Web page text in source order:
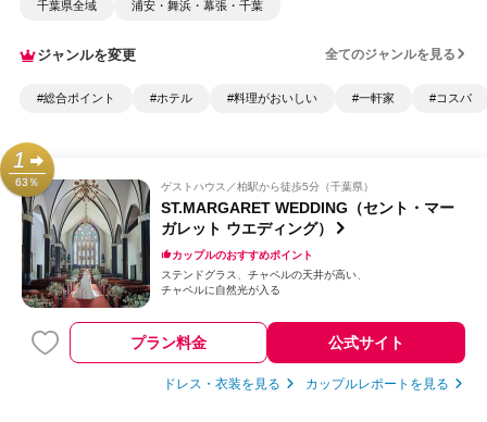
千葉県全域 浦安・舞浜・幕張・千葉
ジャンルを変更 全てのジャンルを見る
#総合ポイント #ホテル #料理がおいしい #一軒家 #コスパ
1
63％ ゲストハウス 柏駅から徒歩5分（千葉県）
ST.MARGARET WEDDING（セント・マー
ガレット ウエディング）
カップルのおすすめポイント
ステンドグラス
チャペルの天井が高い
チャペルに自然光が入る
プラン料金 公式サイト
ドレス・衣装を見る カップルレポートを見る